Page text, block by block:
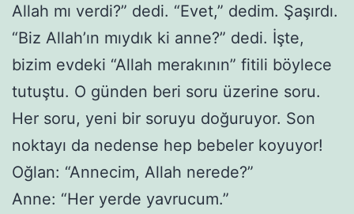
Allah mı verdi?” dedi. “Evet,” dedim. Şaşırdı.
“Biz Allah’ın mıydık ki anne?” dedi. İşte,
bizim evdeki “Allah merakının” fitili böylece
tutuştu. O günden beri soru üzerine soru.
Her soru, yeni bir soruyu doğuruyor. Son
noktayı da nedense hep bebeler koyuyor!
Oğlan: “Annecim, Allah nerede?”
Anne: “Her yerde yavrucum.”